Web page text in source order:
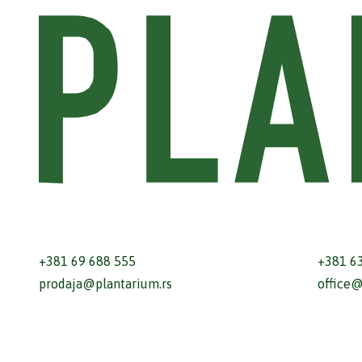
+381 69 688 555
prodaja@plantarium.rs
+381